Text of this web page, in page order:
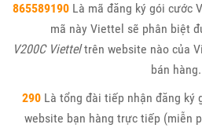
865589190 Là mã đăng ký gói cước
mã này Viettel sẽ phân biệt
V200C Vietteltrên website nào của
bán hàng.
290 Là tổng đài tiếp nhận đăng ký
website bạn hàng trực tiếp (miễn